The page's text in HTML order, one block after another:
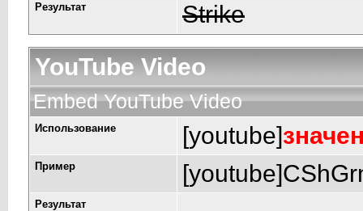
Результат
Strike
YouTube Video
Embed YouTube Video
Использование [youtube]
Пример
Результат